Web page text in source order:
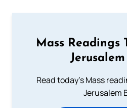
Mass Readings
Read today's Mass
Jerusalem